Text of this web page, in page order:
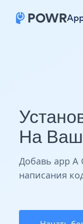
На Ваш
Добавь app A
написания